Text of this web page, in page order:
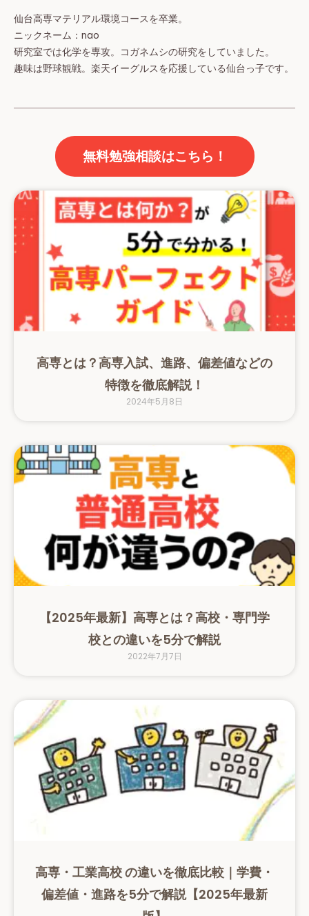
仙台高専マテリアル環境コースを卒業。
ニックネーム：nao
研究室では化学を専攻。コガネムシの研究をしていました。
趣味は野球観戦。楽天イーグルスを応援している仙台っ子です。
無料勉強相談はこちら！
高専とは？高専入試、進路、偏差値などの
特徴を徹底解説！
2024年5月8日
【2025年最新】高専とは？高校・専門学
校との違いを5分で解説
2022年7月7日
高専・工業高校 の違いを徹底比較｜学費・
偏差値・進路を5分で解説【2025年最新